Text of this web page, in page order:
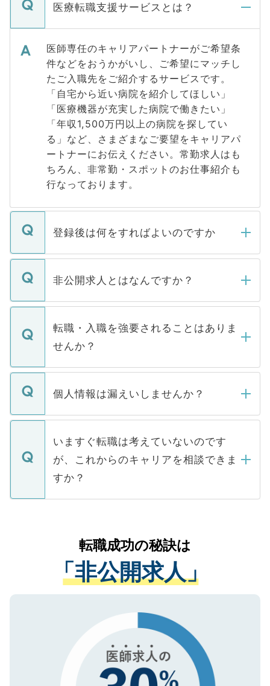
医療転職支援サービスとは？
医師専任のキャリアパートナーがご希望条
件などをおうかがいし、ご希望にマッチし
たご入職先をご紹介するサービスです。
「自宅から近い病院を紹介してほしい」
「医療機器が充実した病院で働きたい」
「年収1,500万円以上の病院を探してい
る」など、さまざまなご要望をキャリアパ
ートナーにお伝えください。常勤求人はも
ちろん、非常勤・スポットのお仕事紹介も
行なっております。
登録後は何をすればよいのですか
ご登録いただきましたら、弊社担当者がご
登録内容を確認し、その後メールもしくは
ます。通常、5営業日以内にはご連絡をせて
いただきますので、しばらくお待ちくださ
い。
非公開求人とはなんですか？
マイナビDOCTORで取り扱っている求人の
うち約3割は、Webサイトからご覧いただ
けない「非公開求人」です。非公開求人は
下記の理由によって、一般には公開してい
ません。
■応募殺到を避けるため 人気のある医療機
関を公にしてしまうと、応募が殺到する場
に、医療機関が求める条件に合った人材の
みを人材紹介会社に依頼するケースが増え
ています。
転職・入職を強要されることはありま
せんか？
転職・入職を強要することは一切ありませ
ん。また、仮に応募先から内定をいただい
定を承諾する必要はありません。内定先へ
の辞退の連絡はキャリアパートナーが行い
ますので、ご安心ください。
個人情報は漏えいしませんか？
個人情報が漏えいすることはありませんの
で、ご安心ください。当サイトからの登録
などで収集したご登録者様の個人情報は、
ご本人のキャリアアップおよび転職活動の
支援を目的に使用いたします。お預かりし
ているすべての個人データはご本人の許可
は、個人情報の取り扱いについての厳密な
管理基準を満たした事業者のみに付与され
る、プライバシーマークを取得済みです。
ご登録いただいた個人情報は、SSL（デー
で、機密保持に関してもご安心ください。
いますぐ転職は考えていないのです
が、これからのキャリアを相談できま
すか？
かがいして、現在の医療機関の状況や紹介
経験をまじえながら、適切なアドバイスを
させていただきます。すぐにご転職をされ
ない方には、長期的なサポートが可能です
ので、まずはご登録ください。
転職成功の秘訣は
「非公開求人」